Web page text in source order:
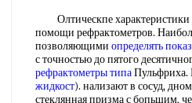
Олтическпе характеристики
помощи рефрактометров.
позволяющими определять
с точностью до пятого
рефрактометры типаПульфриха.
жидкост). нализают в сосуд,
стеклянная призма с бопьшим,